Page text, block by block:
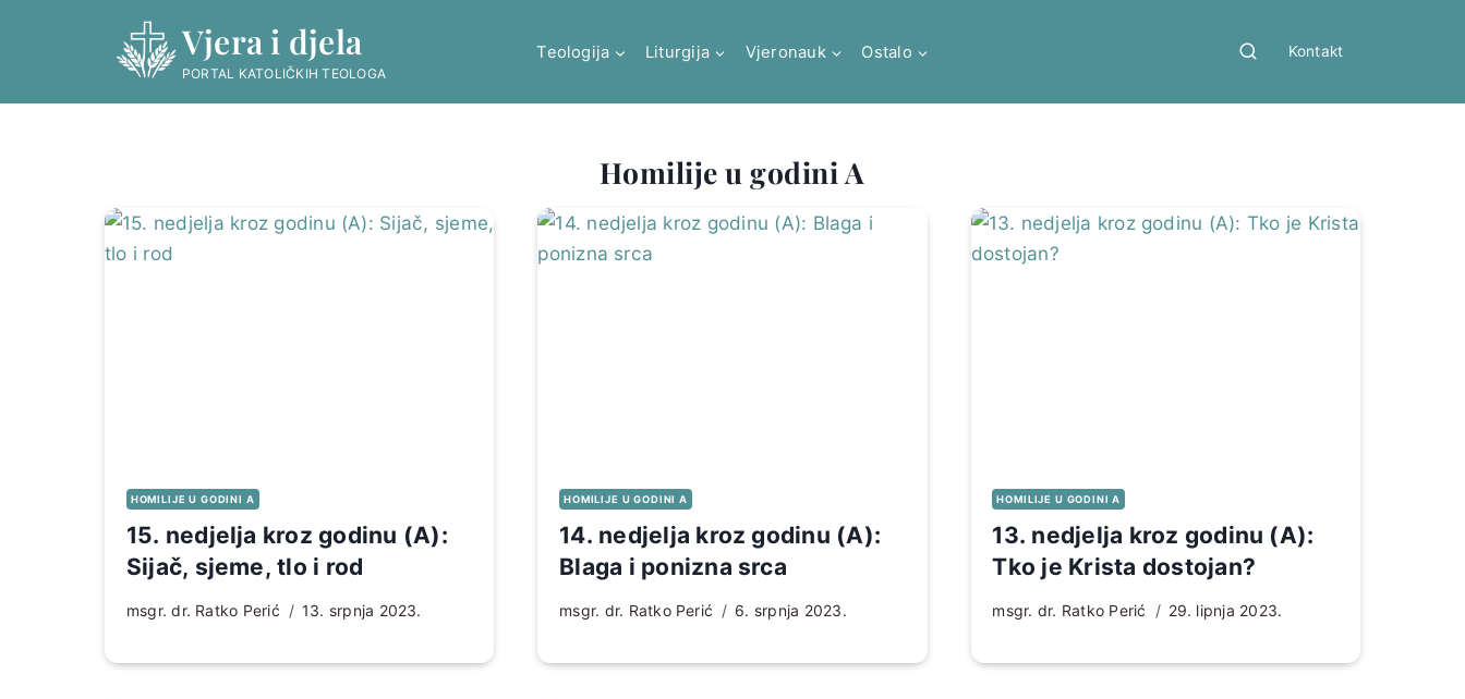
Vjera i djela
PORTAL KATOLIČKIH TEOLOGA
Teologija Liturgija Vjeronauk Ostalo Kontakt
Homilije u godini A
HOMILIJE U GODINI A
15. nedjelja kroz godinu (A):
Sijač, sjeme, tlo i rod
msgr. dr. Ratko Perić 13. srpnja 2023.
HOMILIJE U GODINI A
14. nedjelja kroz godinu (A):
Blaga i ponizna srca
msgr. dr. Ratko Perić 6. srpnja 2023.
HOMILIJE U GODINI A
13. nedjelja kroz godinu (A):
Tko je Krista dostojan?
msgr. dr. Ratko Perić 29. lipnja 2023.